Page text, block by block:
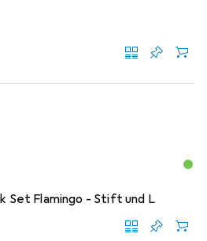
Set Flamingo - Stift und L